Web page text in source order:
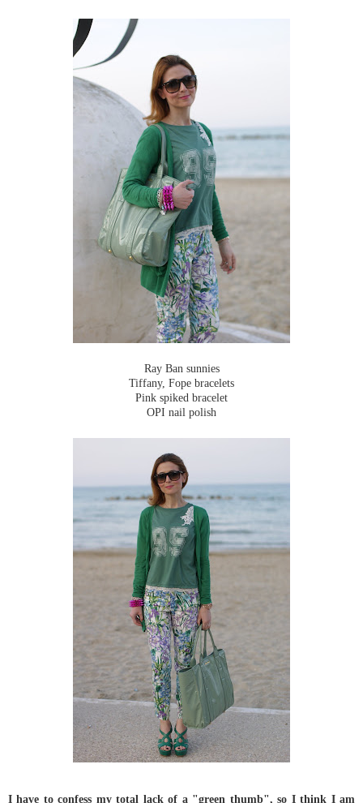
Ray Ban sunnies
Tiffany, Fope bracelets
Pink spiked bracelet
OPI nail polish
I have to confess my total lack of a "green thumb", so I think I am